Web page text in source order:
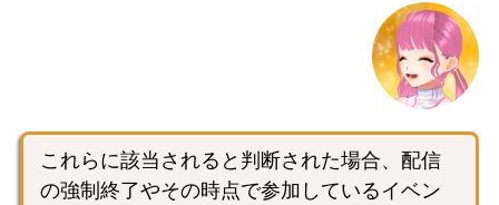
これらに該当されると判断された場合、配信
の強制終了やその時点で参加しているイベン